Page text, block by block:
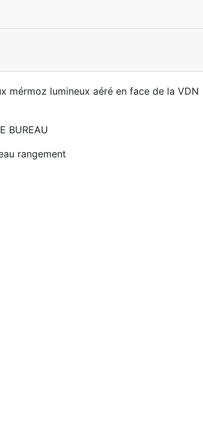
mérmoz lumineux aéré en face de la VDN
BUREAU
rangement